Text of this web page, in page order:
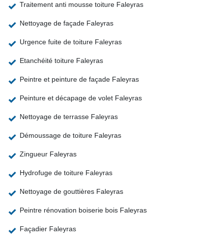
Traitement anti mousse toiture Faleyras
Nettoyage de façade Faleyras
Urgence fuite de toiture Faleyras
Etanchéité toiture Faleyras
Peintre et peinture de façade Faleyras
Peinture et décapage de volet Faleyras
Nettoyage de terrasse Faleyras
Démoussage de toiture Faleyras
Zingueur Faleyras
Hydrofuge de toiture Faleyras
Nettoyage de gouttières Faleyras
Peintre rénovation boiserie bois Faleyras
Façadier Faleyras